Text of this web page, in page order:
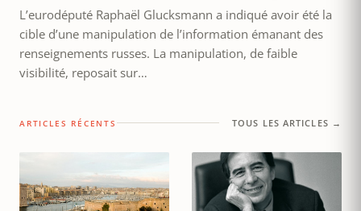
L’eurodéputé Raphaël Glucksmann a indiqué avoir été la
cible d’une manipulation de l’information émanant des
renseignements russes. La manipulation, de faible
visibilité, reposait sur…
ARTICLES RÉCENTS TOUS LES ARTICLES →